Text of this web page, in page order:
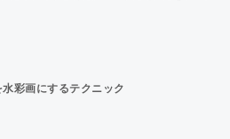
彩画にするテクニック